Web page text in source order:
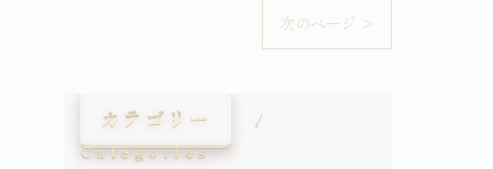
次のページ >
カテゴリー
Categories